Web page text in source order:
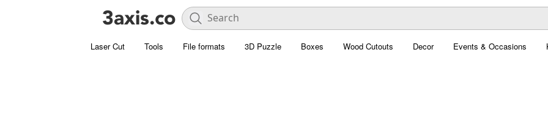
Laser Cut Tools File formats 3D Puzzle Boxes Wood Cutouts Decor Events & Occasions